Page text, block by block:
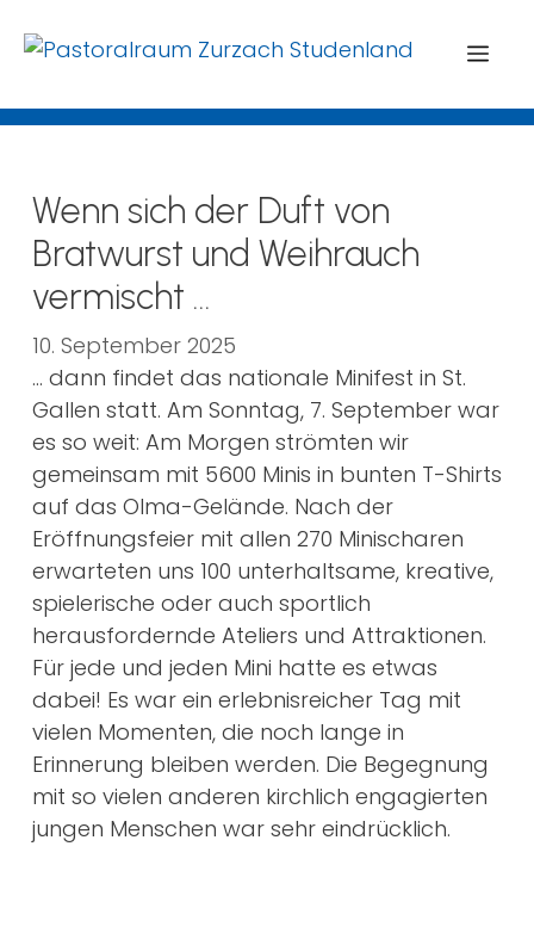
Wenn sich der Duft von
Bratwurst und Weihrauch
vermischt …
10. September 2025
… dann findet das nationale Minifest in St.
Gallen statt. Am Sonntag, 7. September war
es so weit: Am Morgen strömten wir
gemeinsam mit 5600 Minis in bunten T-Shirts
auf das Olma-Gelände. Nach der
Eröffnungsfeier mit allen 270 Minischaren
erwarteten uns 100 unterhaltsame, kreative,
spielerische oder auch sportlich
herausfordernde Ateliers und Attraktionen.
Für jede und jeden Mini hatte es etwas
dabei! Es war ein erlebnisreicher Tag mit
vielen Momenten, die noch lange in
Erinnerung bleiben werden. Die Begegnung
mit so vielen anderen kirchlich engagierten
jungen Menschen war sehr eindrücklich.